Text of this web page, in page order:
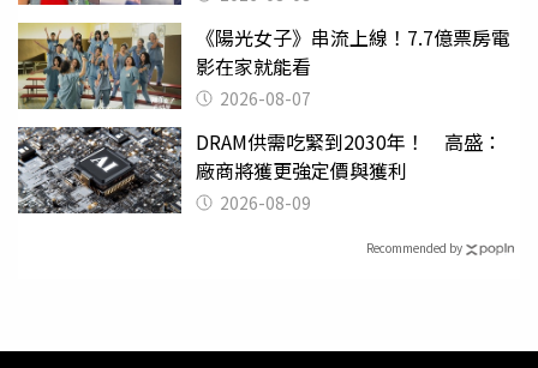
《陽光女子》串流上線！7.7億票房電
影在家就能看
2026-08-07
DRAM供需吃緊到2030年！ 高盛：
廠商將獲更強定價與獲利
2026-08-09
Recommended by